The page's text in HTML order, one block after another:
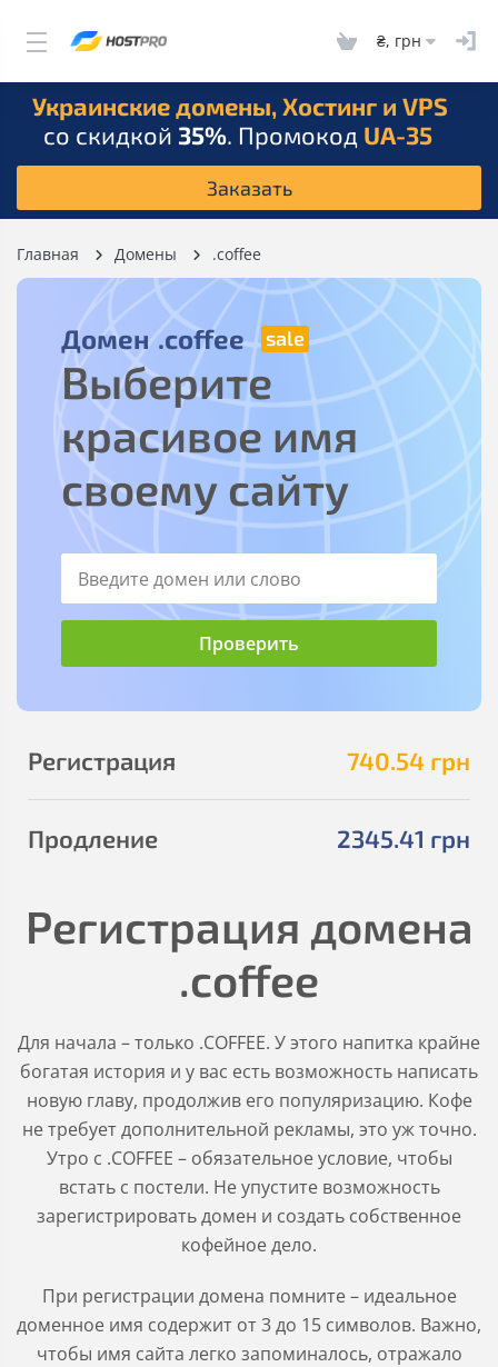
₴, грн
Украинские домены, Хостинг и VPS
со скидкой 35%. Промокод UA-35
Заказать
Главная Домены .coffee
Домен .coffee
Выберите
красивое имя
своему сайту
740.54 грн
Регистрация
2345.41 грн
Продление
Регистрация домена
.coffee
Для начала – только .COFFEE. У этого напитка крайне
богатая история и у вас есть возможность написать
новую главу, продолжив его популяризацию. Кофе
не требует дополнительной рекламы, это уж точно.
Утро с .COFFEE – обязательное условие, чтобы
встать с постели. Не упустите возможность
зарегистрировать домен и создать собственное
кофейное дело.
При регистрации домена помните – идеальное
доменное имя содержит от 3 до 15 символов. Важно,
чтобы имя сайта легко запоминалось, отражало